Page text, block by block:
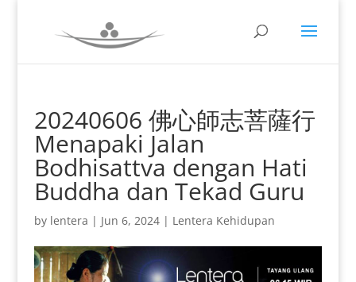
20240606 佛心師志菩薩行
Menapaki Jalan
Bodhisattva dengan Hati
Buddha dan Tekad Guru
by lentera | Jun 6, 2024| Lentera Kehidupan